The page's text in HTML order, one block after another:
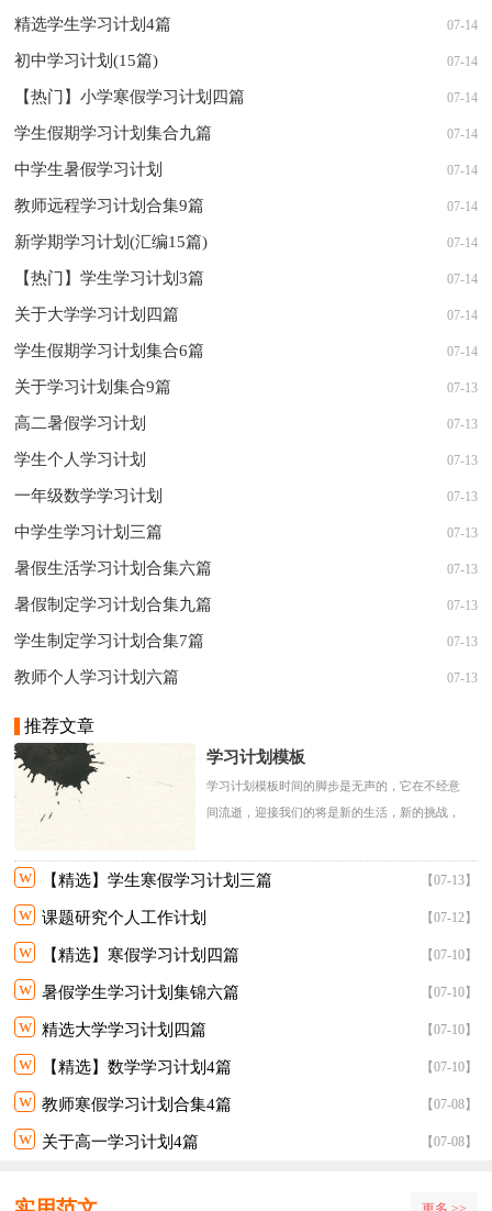
精选学生学习计划4篇 07-14
初中学习计划(15篇) 07-14
【热门】小学寒假学习计划四篇 07-14
学生假期学习计划集合九篇 07-14
中学生暑假学习计划 07-14
教师远程学习计划合集9篇 07-14
新学期学习计划(汇编15篇) 07-14
【热门】学生学习计划3篇 07-14
关于大学学习计划四篇 07-14
学生假期学习计划集合6篇 07-14
关于学习计划集合9篇 07-13
高二暑假学习计划 07-13
学生个人学习计划 07-13
一年级数学学习计划 07-13
中学生学习计划三篇 07-13
暑假生活学习计划合集六篇 07-13
暑假制定学习计划合集九篇 07-13
学生制定学习计划合集7篇 07-13
教师个人学习计划六篇 07-13
推荐文章
学习计划模板
学习计划模板时间的脚步是无声的，它在不经意
间流逝，迎接我们的将是新的生活，新的挑战，
w 【精选】学生寒假学习计划三篇 【07-13】
w 课题研究个人工作计划 【07-12】
w 【精选】寒假学习计划四篇 【07-10】
w 暑假学生学习计划集锦六篇 【07-10】
w 精选大学学习计划四篇 【07-10】
w 【精选】数学学习计划4篇 【07-10】
w 教师寒假学习计划合集4篇 【07-08】
w 关于高一学习计划4篇 【07-08】